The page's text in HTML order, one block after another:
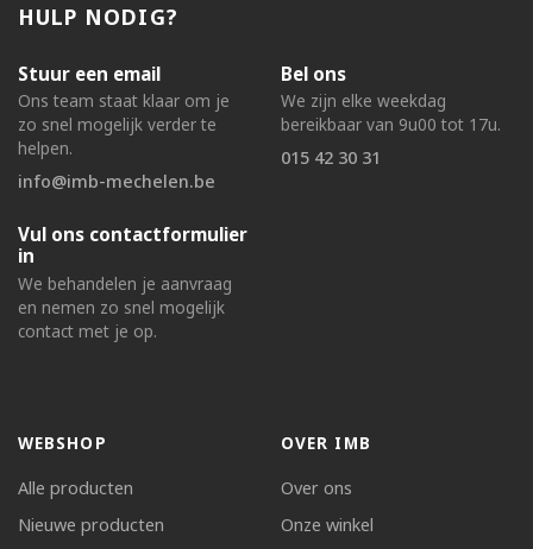
HULP NODIG?
Stuur een email
Ons team staat klaar om je
zo snel mogelijk verder te
helpen.
info@imb-mechelen.be
Bel ons
We zijn elke weekdag
bereikbaar van 9u00 tot 17u.
015 42 30 31
Vul ons contactformulier
in
We behandelen je aanvraag
en nemen zo snel mogelijk
contact met je op.
WEBSHOP
Alle producten
Nieuwe producten
OVER IMB
Over ons
Onze winkel